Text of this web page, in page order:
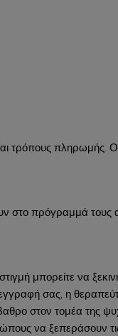
τρόπους πληρωμής.
στο πρόγραμμά τους
μπορείτε να
σας, η
στον τομέα της
να ξεπεράσουν